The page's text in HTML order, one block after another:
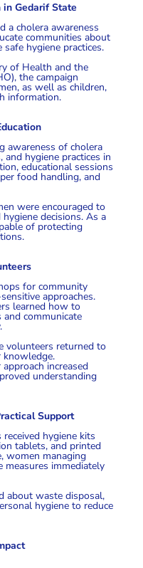
in Gedarif State
a cholera awareness
communities about
hygiene practices.
of Health and the
the campaign
as well as children,
information.
awareness of cholera
hygiene practices in
educational sessions
food handling, and
were encouraged to
decisions. As a
of protecting
for community
approaches.
learned how to
communicate
volunteers returned to
knowledge.
increased
understanding
Support
hygiene kits
tablets, and printed
women managing
measures immediately
about waste disposal,
hygiene to reduce